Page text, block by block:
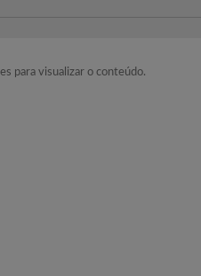
para visualizar o conteúdo.